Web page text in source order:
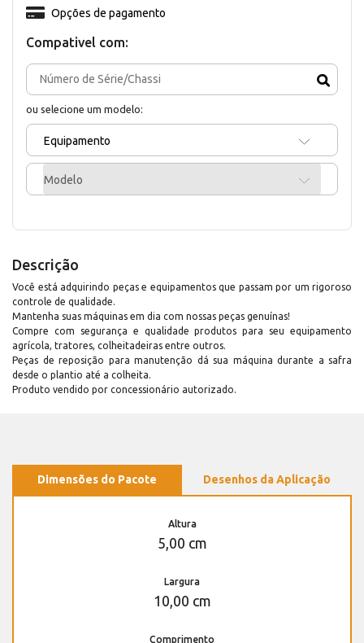
Compativel com:
ou selecione um modelo:
Equipamento
Modelo
Opções de pagamento
Descrição
Você está adquirindo peças e equipamentos que passam por um rigoroso
controle de qualidade.
Mantenha suas máquinas em dia com nossas peças genuínas!
Compre com segurança e qualidade produtos para seu equipamento
agrícola, tratores, colheitadeiras entre outros.
Peças de reposição para manutenção dá sua máquina durante a safra
desde o plantio até a colheita.
Produto vendido por concessionário autorizado.
Dimensões do Pacote Desenhos da Aplicação
Altura
5,00 cm
Largura
10,00 cm
Comprimento